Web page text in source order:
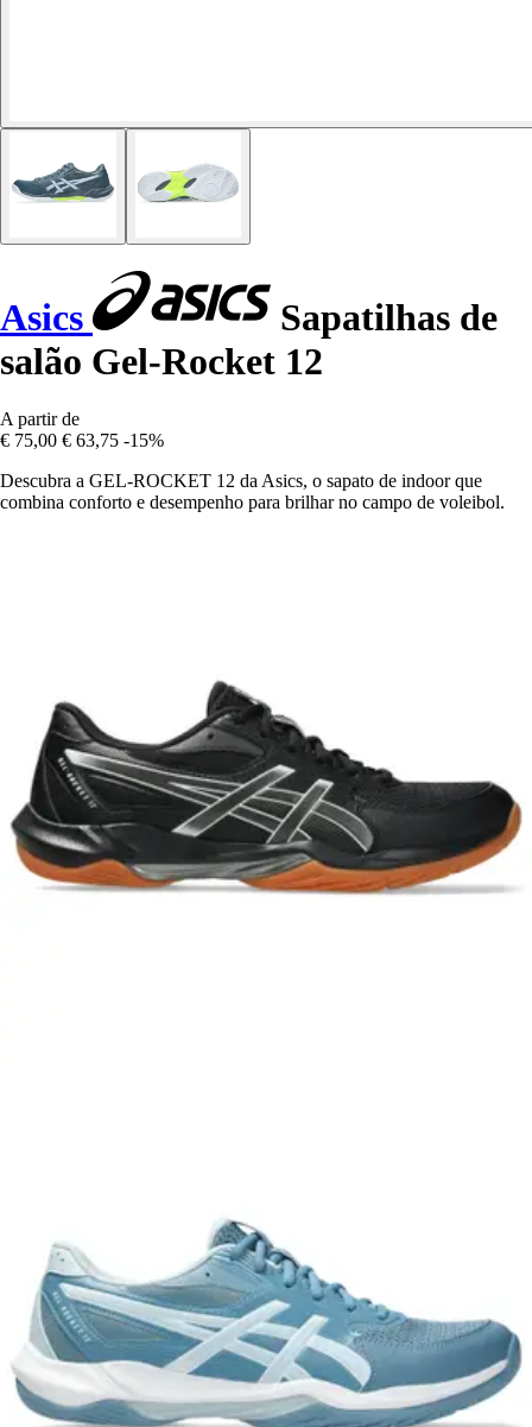
Asics
Sapatilhas de
salão Gel-Rocket 12
A partir de
€ 75,00 € 63,75 -15%
Descubra a GEL-ROCKET 12 da Asics, o sapato de indoor que
combina conforto e desempenho para brilhar no campo de voleibol.